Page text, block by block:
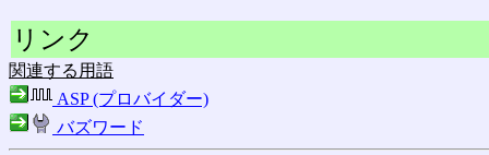
リンク
関連する用語
ASP (プロバイダー)
バズワード